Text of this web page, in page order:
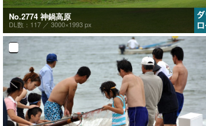
No.2774 神鍋高原
DL数：117 ／ 3000×1993 px